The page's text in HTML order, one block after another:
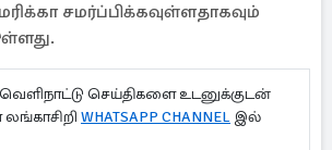
சமர்ப்பிக்கவுள்ளதாகவும்
வெளிநாட்டு செய்திகளை உடனுக்குடன்
WHATSAPP CHANNEL இல்